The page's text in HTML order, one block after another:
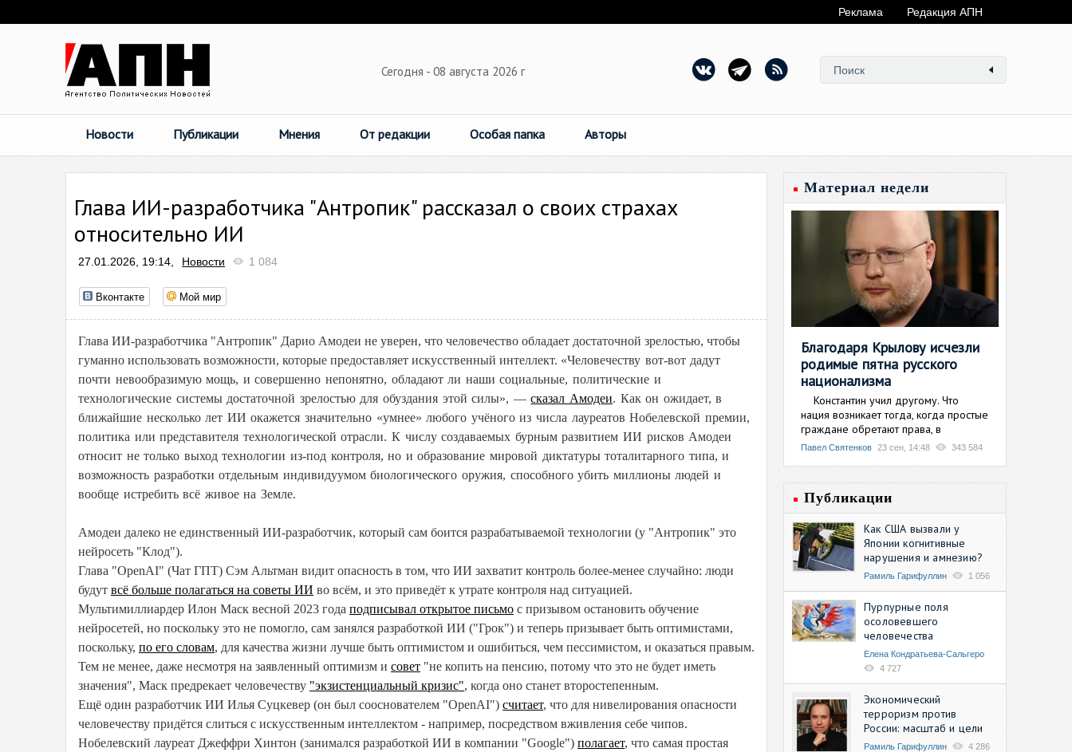
Реклама Редакция АПН
Сегодня - 08 августа 2026 г
Новости Публикации Мнения От редакции Особая папка Авторы
Глава ИИ-разработчика "Антропик" рассказал о своих страхах
относительно ИИ
27.01.2026, 19:14, Новости 1 084
Вконтакте Мой мир
Глава ИИ-разработчика "Антропик" Дарио Амодеи не уверен, что человечество обладает достаточной зрелостью, чтобы
гуманно использовать возможности, которые предоставляет искусственный интеллект. «Человечеству вот-вот дадут
почти невообразимую мощь, и совершенно непонятно, обладают ли наши социальные, политические и
технологические системы достаточной зрелостью для обуздания этой силы», —сказал Амодеи. Как он ожидает, в
ближайшие несколько лет ИИ окажется значительно «умнее» любого учёного из числа лауреатов Нобелевской премии,
политика или представителя технологической отрасли. К числу создаваемых бурным развитием ИИ рисков Амодеи
относит не только выход технологии из-под контроля, но и образование мировой диктатуры тоталитарного типа, и
возможность разработки отдельным индивидуумом биологического оружия, способного убить миллионы людей и
вообще истребить всё живое на Земле.
Амодеи далеко не единственный ИИ-разработчик, который сам боится разрабатываемой технологии (у "Антропик" это
нейросеть "Клод").
Глава "OpenAI" (Чат ГПТ) Сэм Альтман видит опасность в том, что ИИ захватит контроль более-менее случайно: люди
будут всё больше полагаться на советы ИИ во всём, и это приведёт к утрате контроля над ситуацией.
Мультимиллиардер Илон Маск весной 2023 года подписывал открытое письмо с призывом остановить обучение
нейросетей, но поскольку это не помогло, сам занялся разработкой ИИ ("Грок") и теперь призывает быть оптимистами,
поскольку, по его словам, для качества жизни лучше быть оптимистом и ошибиться, чем пессимистом, и оказаться правым.
Тем не менее, даже несмотря на заявленный оптимизм и совет "не копить на пенсию, потому что это не будет иметь
значения", Маск предрекает человечеству "экзистенциальный кризис", когда оно станет второстепенным.
Ещё один разработчик ИИ Илья Суцкевер (он был сооснователем "OpenAI") считает, что для нивелирования опасности
человечеству придётся слиться с искусственным интеллектом - например, посредством вживления себе чипов.
Нобелевский лауреат Джеффри Хинтон (занимался разработкой ИИ в компании "Google") полагает, что самая простая
Материал недели
Благодаря Крылову исчезли
родимые пятна русского
национализма
Константин учил другому. Что
нация возникает тогда, когда простые
граждане обретают права, в
Павел Святенков 23 сен, 14:48 343 584
Публикации
Как США вызвали у
Японии когнитивные
нарушения и амнезию?
Рамиль Гарифуллин 1 056
Пурпурные поля
осоловевшего
человечества
Елена Кондратьева-Сальгеро
4 727
Экономический
терроризм против
России: масштаб и цели
Рамиль Гарифуллин 4 286